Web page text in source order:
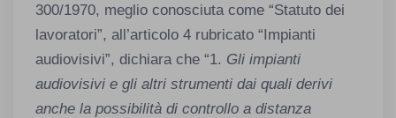
300/1970, meglio conosciuta come “Statuto dei
lavoratori”, all’articolo 4 rubricato “Impianti
audiovisivi”, dichiara che “1. Gli impianti
audiovisivi e gli altri strumenti dai quali derivi
anche la possibilità di controllo a distanza